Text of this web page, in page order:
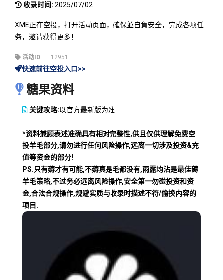
收录时间: 2025/07/02
XME正在空投，打开活动页面，確保並自負安全，完成各项任
务，邀请获得更多！
活动ID 12951
快速前往空投入口>>
糖果资料
关键攻略:以官方最新版为准
*资料兼顾表述准确具有相对完整性,供且仅供理解免费空
投羊毛部分,请勿进行任何风险操作,远离一切涉及投资&充
值等资金的部分!
PS.只有薅才有可能,不薅真是毛都没有,雨露均沾是最佳薅
羊毛策略,不过务必远离风险操作,安全第一勿碰投资和资
金,合法合规操作,规避实质与收录时描述不符/偷换内容的
项目.